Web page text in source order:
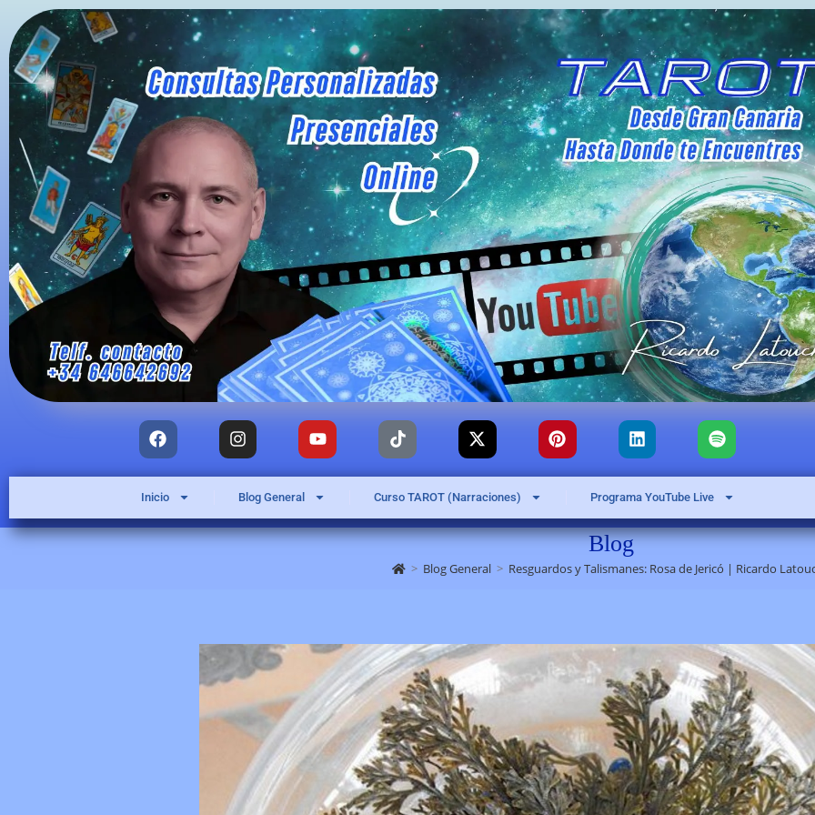
Inicio Blog General Curso TAROT (Narraciones) Programa YouTube Live
Blog
> Blog General > Resguardos y Talismanes: Rosa de Jericó | Ricardo